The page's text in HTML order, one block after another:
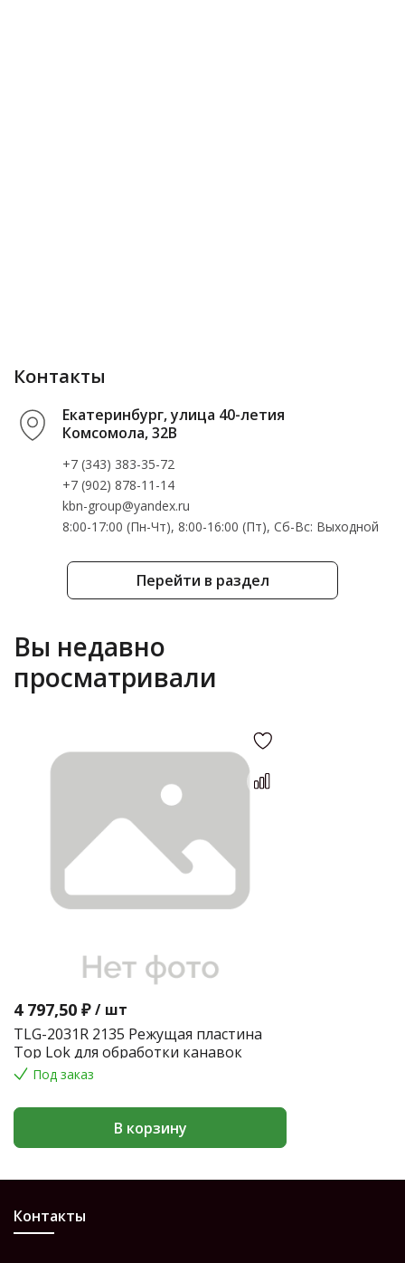
Перейти в раздел
Контакты
Екатеринбург, улица 40-летия
Комсомола, 32В
+7 (343) 383-35-72
+7 (902) 878-11-14
kbn-group@yandex.ru
8:00-17:00 (Пн-Чт), 8:00-16:00 (Пт), Cб-Вс: Выходной
Вы недавно
просматривали
4 797,50 ₽ / шт
TLG-2031R 2135 Режущая пластина
Top Lok для обработки канавок
Под заказ
В корзину
Контакты